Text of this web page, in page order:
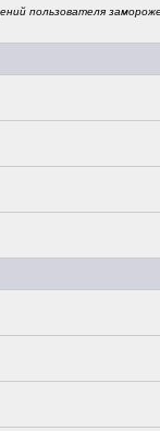
пользователя